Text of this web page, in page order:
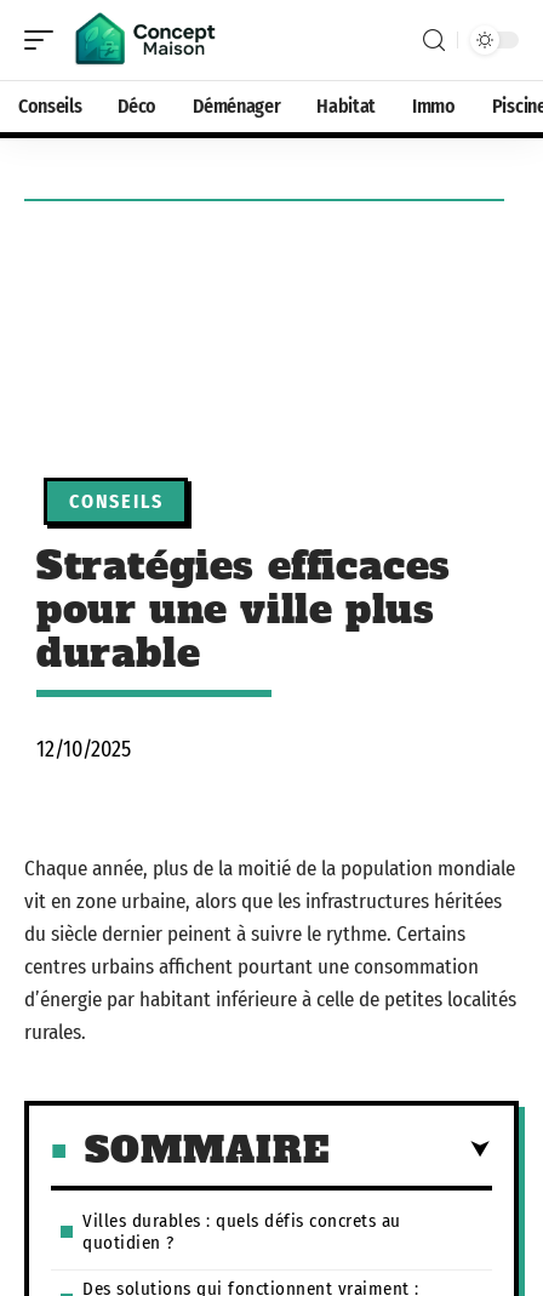
Conseils Déco Déménager Habitat Immo
CONSEILS
Stratégies efficaces
pour une ville plus
durable
12/10/2025
Chaque année, plus de la moitié de la population mondiale
vit en zone urbaine, alors que les infrastructures héritées
du siècle dernier peinent à suivre le rythme. Certains
centres urbains affichent pourtant une consommation
d’énergie par habitant inférieure à celle de petites localités
rurales.
SOMMAIRE
Villes durables : quels défis concrets au
quotidien ?
Des solutions qui fonctionnent vraiment :